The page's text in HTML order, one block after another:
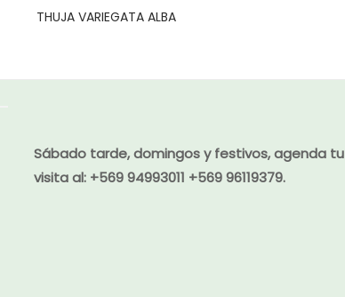
THUJA VARIEGATA ALBA
Sábado tarde, domingos y festivos, agenda tu
visita al: +569 94993011 +569 96119379.